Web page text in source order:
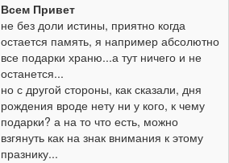
Всем Привет
не без доли истины, приятно когда
остается память, я например абсолютно
все подарки храню...а тут ничего и не
останется...
но с другой стороны, как сказали, дня
рождения вроде нету ни у кого, к чему
подарки? а на то что есть, можно
взгянуть как на знак внимания к этому
празнику...